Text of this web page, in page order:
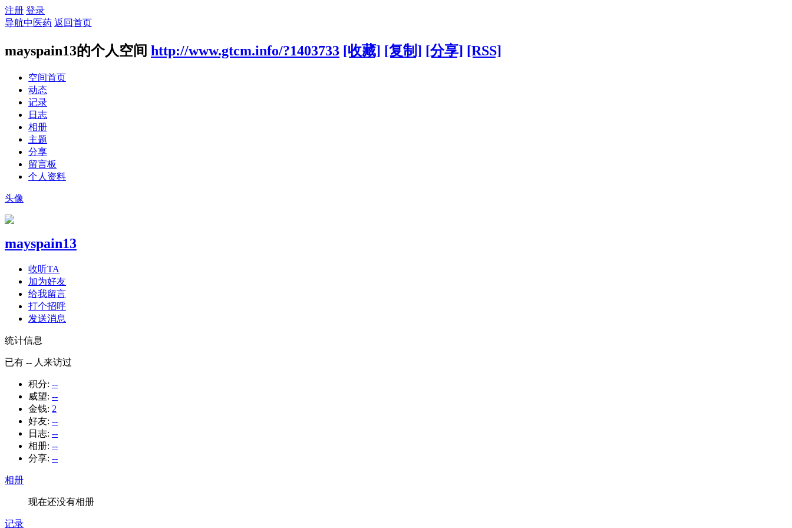
注册 登录
导航中医药 返回首页
mayspain13的个人空间 http://www.gtcm.info/?1403733 [收藏] [复制] [分享] [RSS]
空间首页
动态
记录
日志
相册
主题
分享
留言板
个人资料
头像
mayspain13
收听TA
加为好友
给我留言
打个招呼
发送消息
统计信息
已有 -- 人来访过
积分: --
威望: --
金钱: 2
好友: --
日志: --
相册: --
分享: --
相册
现在还没有相册
记录